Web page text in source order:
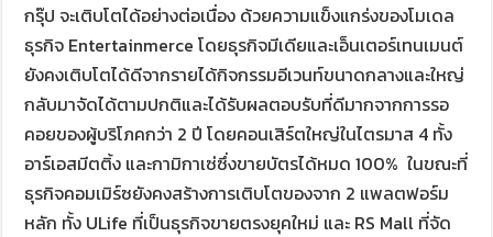
กรุ๊ป จะเติบโตได้อย่างต่อเนื่อง ด้วยความแข็งแกร่งของโมเดล
ธุรกิจ Entertainmerce โดยธุรกิจมีเดียและเอ็นเตอร์เทนเมนต์
ยังคงเติบโตได้ดีจากรายได้กิจกรรมอีเวนท์ขนาดกลางและใหญ่
กลับมาจัดได้ตามปกติและได้รับผลตอบรับที่ดีมากจากการรอ
คอยของผู้บริโภคกว่า 2 ปี โดยคอนเสิร์ตใหญ่ในไตรมาส 4 ทั้ง
อาร์เอสมีตติ้ง และกามิกาเซ่ซึ่งขายบัตรได้หมด 100% ในขณะที่
ธุรกิจคอมเมิร์ซยังคงสร้างการเติบโตของจาก 2 แพลตฟอร์ม
หลัก ทั้ง ULife ที่เป็นธุรกิจขายตรงยุคใหม่ และ RS Mall ที่จัด